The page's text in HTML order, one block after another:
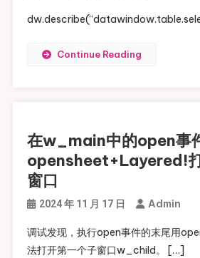
Continue Reading
在w_main中的open事
opensheet+Layered!
窗口
2024 年 11 月 17 日 Admin
调试发现，执行open事件的末尾用
法打开第一个子窗口w_child。 […]